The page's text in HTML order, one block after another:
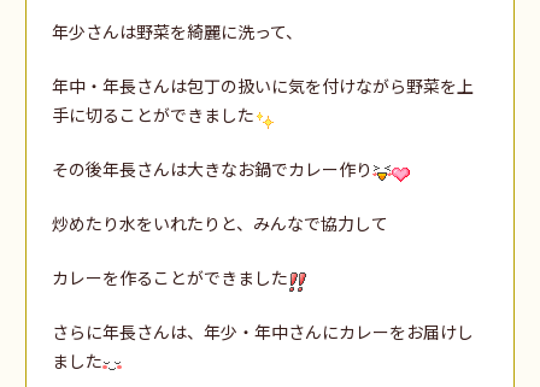
年少さんは野菜を綺麗に洗って、
年中・年長さんは包丁の扱いに気を付けながら野菜を上
手に切ることができました
その後年長さんは大きなお鍋でカレー作り
炒めたり水をいれたりと、みんなで協力して
カレーを作ることができました
さらに年長さんは、年少・年中さんにカレーをお届けし
ました